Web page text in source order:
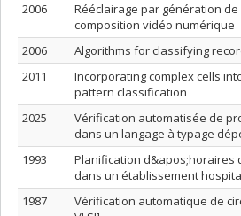
2006
Rééclairage par génération
composition vidéo numérique
2006
Algorithms for classifying
2011
Incorporating complex cells
pattern classification
2025
Vérification automatisée de
dans un langage à typage
1993
Planification d&apos;horaires
dans un établissement
1987
Vérification automatique de